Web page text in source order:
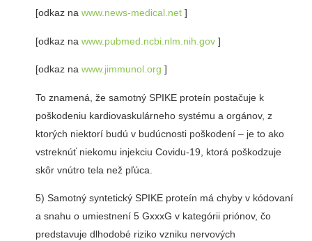
[odkaz na www.news-medical.net]
[odkaz na www.pubmed.ncbi.nlm.nih.gov]
[odkaz na www.jimmunol.org ]
To znamená, že samotný SPIKE proteín postačuje k
poškodeniu kardiovaskulárneho systému a orgánov, z
ktorých niektorí budú v budúcnosti poškodení – je to ako
vstreknúť niekomu injekciu Covidu-19, ktorá poškodzuje
skôr vnútro tela než pľúca.
5) Samotný syntetický SPIKE proteín má chyby v kódovaní
a snahu o umiestnení 5 GxxxG v kategórii priónov, čo
predstavuje dlhodobé riziko vzniku nervových